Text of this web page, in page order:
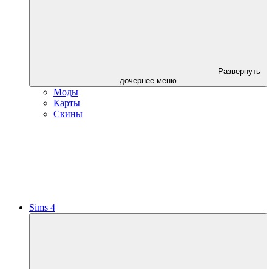
Развернуть
дочернее меню
Моды
Карты
Скины
Sims 4